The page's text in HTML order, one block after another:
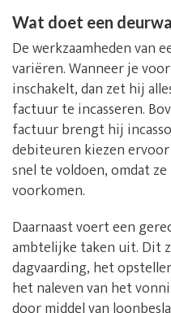
Wat doet een
De werkzaamheden van
variëren. Wanneer je
inschakelt, dan zet hij
factuur te incasseren.
factuur brengt hij
debiteuren kiezen
snel te voldoen, omdat
voorkomen.
Daarnaast voert een
ambtelijke taken uit. Dit
dagvaarding, het
het naleven van het